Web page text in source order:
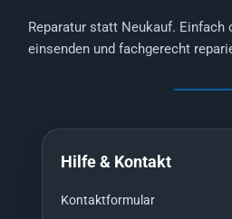
Reparatur statt Neukauf. Einfach
einsenden und fachgerecht
Hilfe & Kontakt
Kontaktformular